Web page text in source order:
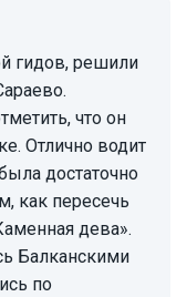
что он
Отлично водит
достаточно
как пересечь
дева».
Балканскими
по